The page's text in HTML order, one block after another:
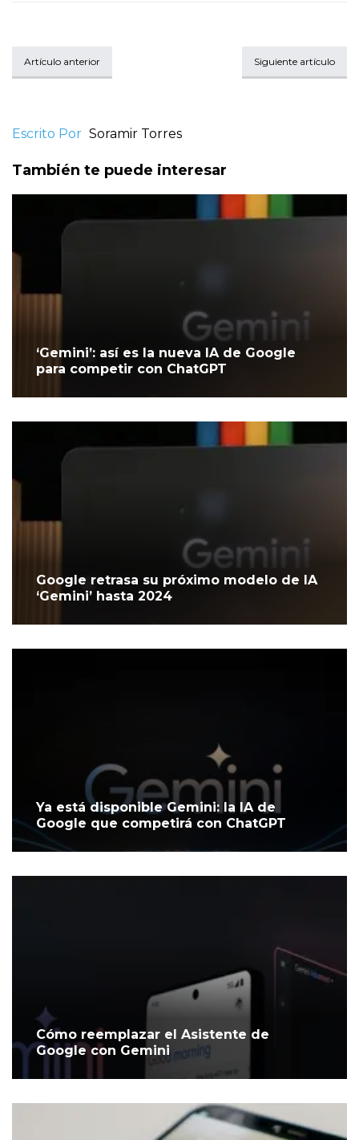
Artículo anterior Siguiente artículo
Escrito Por Soramir Torres
También te puede interesar
‘Gemini’: así es la nueva IA de Google
para competir con ChatGPT
Google retrasa su próximo modelo de IA
‘Gemini’ hasta 2024
Ya está disponible Gemini: la IA de
Google que competirá con ChatGPT
Cómo reemplazar el Asistente de
Google con Gemini